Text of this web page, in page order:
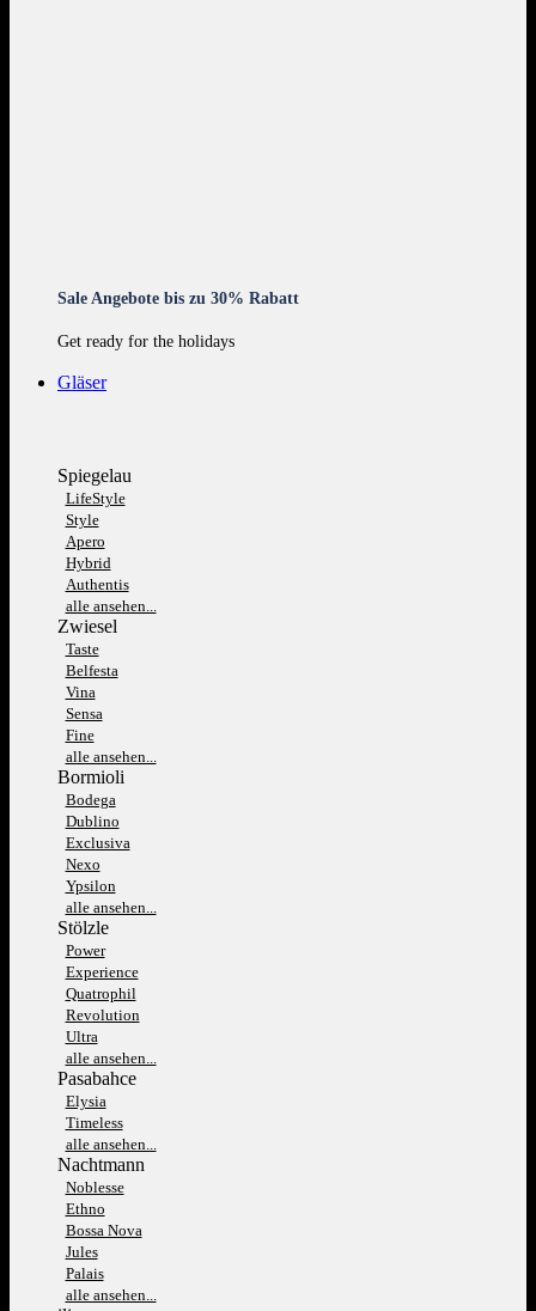
Sale Angebote bis zu 30% Rabatt
Get ready for the holidays
Gläser
Spiegelau
LifeStyle
Style
Apero
Hybrid
Authentis
alle ansehen...
Zwiesel
Taste
Belfesta
Vina
Sensa
Fine
alle ansehen...
Bormioli
Bodega
Dublino
Exclusiva
Nexo
Ypsilon
alle ansehen...
Stölzle
Power
Experience
Quatrophil
Revolution
Ultra
alle ansehen...
Pasabahce
Elysia
Timeless
alle ansehen...
Nachtmann
Noblesse
Ethno
Bossa Nova
Jules
Palais
alle ansehen...